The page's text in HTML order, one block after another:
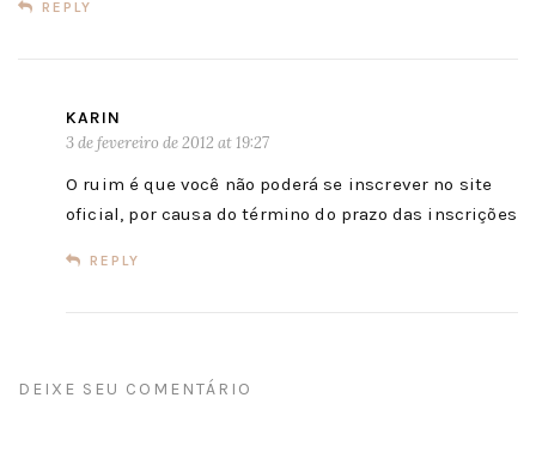
REPLY
KARIN
3 de fevereiro de 2012 at 19:27
O ruim é que você não poderá se inscrever no site
oficial, por causa do término do prazo das inscrições
REPLY
DEIXE SEU COMENTÁRIO